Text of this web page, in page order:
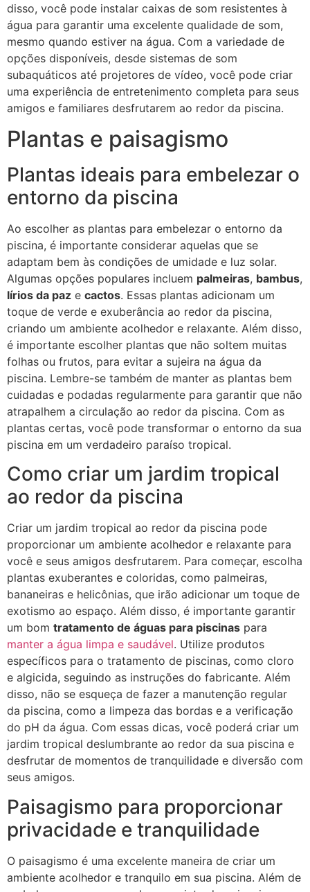
disso, você pode instalar caixas de som resistentes à
água para garantir uma excelente qualidade de som,
mesmo quando estiver na água. Com a variedade de
opções disponíveis, desde sistemas de som
subaquáticos até projetores de vídeo, você pode criar
uma experiência de entretenimento completa para seus
amigos e familiares desfrutarem ao redor da piscina.
Plantas e paisagismo
Plantas ideais para embelezar o
entorno da piscina
Ao escolher as plantas para embelezar o entorno da
piscina, é importante considerar aquelas que se
adaptam bem às condições de umidade e luz solar.
Algumas opções populares incluem palmeiras, bambus,
lírios da paz e cactos. Essas plantas adicionam um
toque de verde e exuberância ao redor da piscina,
criando um ambiente acolhedor e relaxante. Além disso,
é importante escolher plantas que não soltem muitas
folhas ou frutos, para evitar a sujeira na água da
piscina. Lembre-se também de manter as plantas bem
cuidadas e podadas regularmente para garantir que não
atrapalhem a circulação ao redor da piscina. Com as
plantas certas, você pode transformar o entorno da sua
piscina em um verdadeiro paraíso tropical.
Como criar um jardim tropical
ao redor da piscina
Criar um jardim tropical ao redor da piscina pode
proporcionar um ambiente acolhedor e relaxante para
você e seus amigos desfrutarem. Para começar, escolha
plantas exuberantes e coloridas, como palmeiras,
bananeiras e helicônias, que irão adicionar um toque de
exotismo ao espaço. Além disso, é importante garantir
um bom tratamento de águas para piscinas para
manter a água limpa e saudável. Utilize produtos
específicos para o tratamento de piscinas, como cloro
e algicida, seguindo as instruções do fabricante. Além
disso, não se esqueça de fazer a manutenção regular
da piscina, como a limpeza das bordas e a verificação
do pH da água. Com essas dicas, você poderá criar um
jardim tropical deslumbrante ao redor da sua piscina e
desfrutar de momentos de tranquilidade e diversão com
seus amigos.
Paisagismo para proporcionar
privacidade e tranquilidade
O paisagismo é uma excelente maneira de criar um
ambiente acolhedor e tranquilo em sua piscina. Além de